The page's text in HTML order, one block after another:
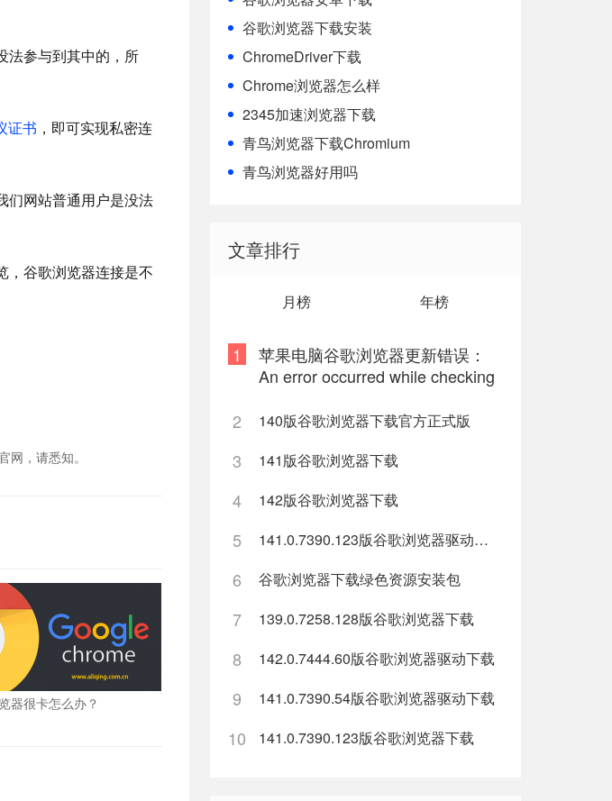
法参与到其中的，所
证书 ，即可实现私密连
们网站普通用户是没法
，谷歌浏览器连接是不
，请悉知。
器很卡怎么办？
谷歌浏览器下载安装
ChromeDriver下载
Chrome浏览器怎么样
2345加速浏览器下载
青鸟浏览器下载Chromium
青鸟浏览器好用吗
文章排行
月榜 年榜
1
苹果电脑谷歌浏览器更新错误：
An error occurred while checking
2
140版谷歌浏览器下载官方正式版
3 141版谷歌浏览器下载
4 142版谷歌浏览器下载
5 141.0.7390.123版谷歌浏览器驱动下载
6 谷歌浏览器下载绿色资源安装包
7 139.0.7258.128版谷歌浏览器下载
8 142.0.7444.60版谷歌浏览器驱动下载
9 141.0.7390.54版谷歌浏览器驱动下载
10 141.0.7390.123版谷歌浏览器下载